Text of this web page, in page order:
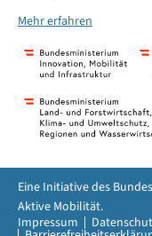
Mehr erfahren
Impressum
Eine Initiative des
Aktive Mobilität.